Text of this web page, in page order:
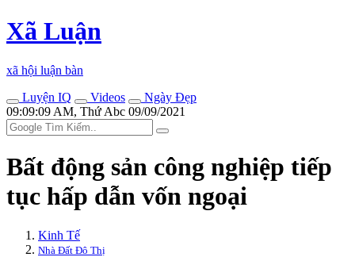
Xã Luận
xã hội luận bàn
Luyện IQ
Videos
Ngày Đẹp
09:09:09 AM, Thứ Abc 09/09/2021
Bất động sản công nghiệp tiếp
tục hấp dẫn vốn ngoại
Kinh Tế
Nhà Đất Đô Thị